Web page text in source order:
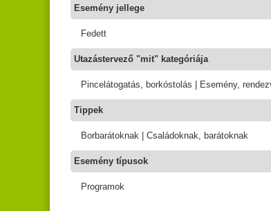
Esemény jellege
Fedett
Utazástervező "mit" kategóriája
Pincelátogatás, borkóstolás | Esemény,
Tippek
Borbarátoknak | Családoknak, barátoknak
Esemény típusok
Programok